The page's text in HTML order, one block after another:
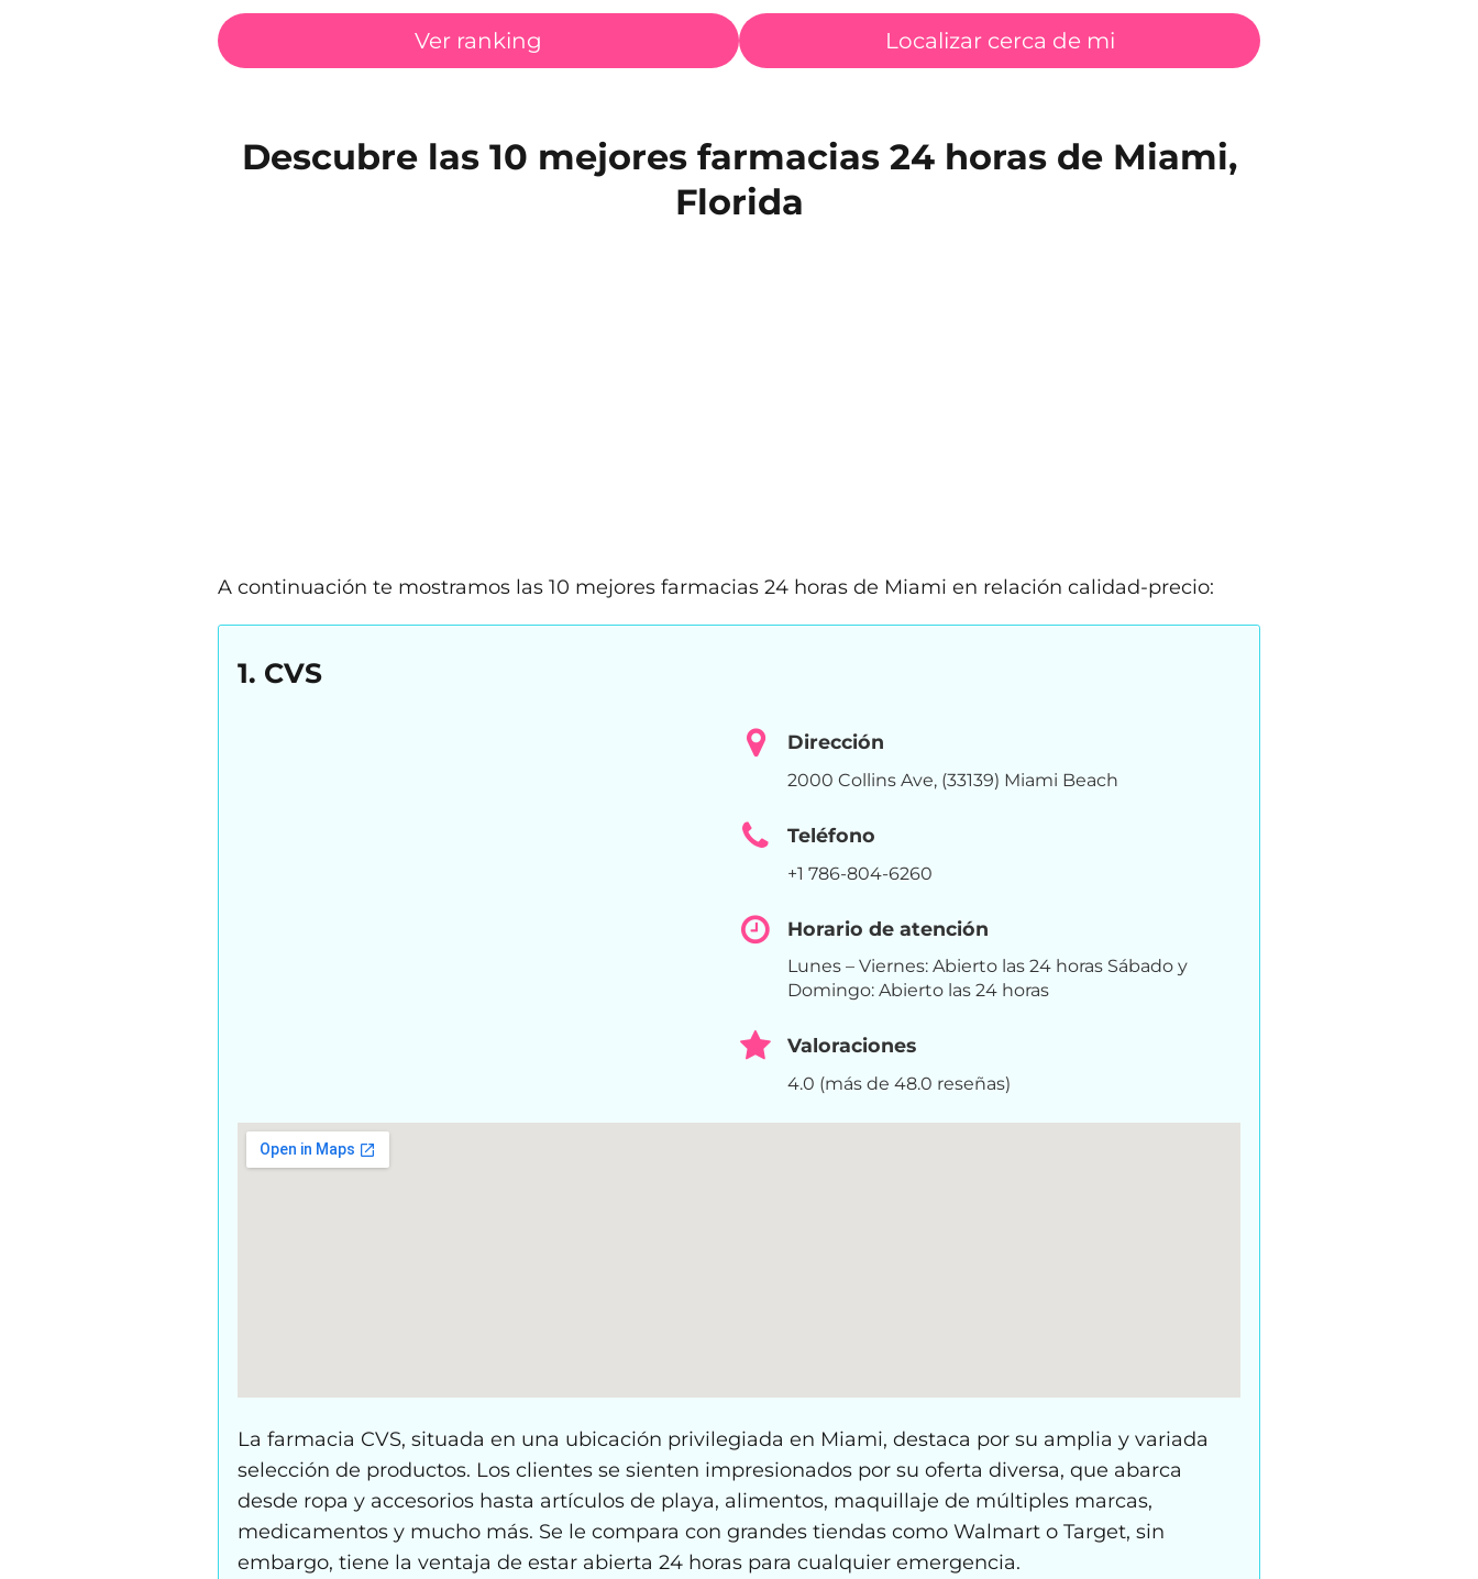
Ver ranking Localizar cerca de mi
Descubre las 10 mejores farmacias 24 horas de Miami,
Florida
A continuación te mostramos las 10 mejores farmacias 24 horas de Miami en relación calidad-precio:
1. CVS
Dirección
2000 Collins Ave, (33139) Miami Beach
Teléfono
+1 786-804-6260
Horario de atención
Lunes – Viernes: Abierto las 24 horas Sábado y
Domingo: Abierto las 24 horas
Valoraciones
4.0 (más de 48.0 reseñas)
La farmacia CVS, situada en una ubicación privilegiada en Miami, destaca por su amplia y variada
selección de productos. Los clientes se sienten impresionados por su oferta diversa, que abarca
desde ropa y accesorios hasta artículos de playa, alimentos, maquillaje de múltiples marcas,
medicamentos y mucho más. Se le compara con grandes tiendas como Walmart o Target, sin
embargo, tiene la ventaja de estar abierta 24 horas para cualquier emergencia.